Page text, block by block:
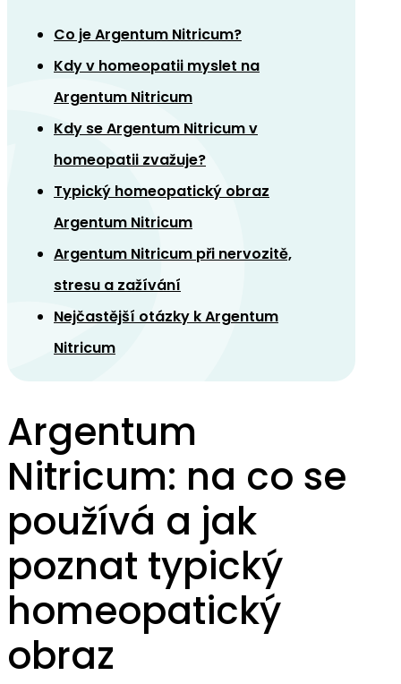
Co je Argentum Nitricum?
Kdy v homeopatii myslet na
Argentum Nitricum
Kdy se Argentum Nitricum v
homeopatii zvažuje?
Typický homeopatický obraz
Argentum Nitricum
Argentum Nitricum při nervozitě,
stresu a zažívání
Nejčastější otázky k Argentum
Nitricum
Argentum
Nitricum: na co se
používá a jak
poznat typický
homeopatický
obraz